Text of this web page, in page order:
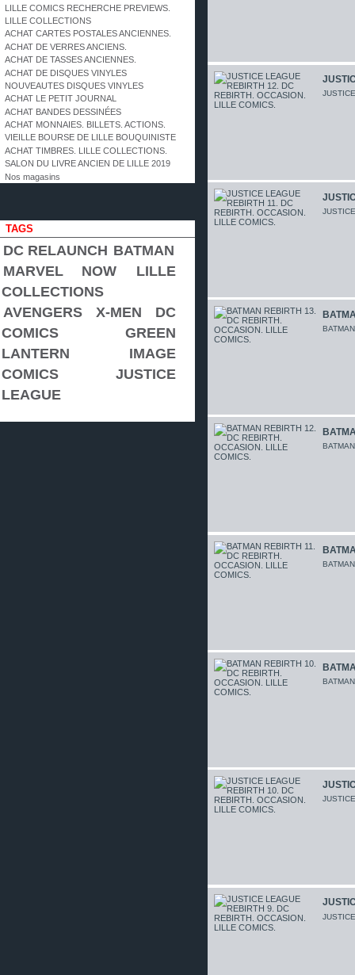
LILLE COMICS RECHERCHE PREVIEWS.
LILLE COLLECTIONS
ACHAT CARTES POSTALES ANCIENNES.
ACHAT DE VERRES ANCIENS.
ACHAT DE TASSES ANCIENNES.
ACHAT DE DISQUES VINYLES
NOUVEAUTES DISQUES VINYLES
ACHAT LE PETIT JOURNAL
ACHAT BANDES DESSINÉES
ACHAT MONNAIES. BILLETS. ACTIONS.
VIEILLE BOURSE DE LILLE BOUQUINISTE
ACHAT TIMBRES. LILLE COLLECTIONS.
SALON DU LIVRE ANCIEN DE LILLE 2019
Nos magasins
TAGS
DC RELAUNCH BATMAN
MARVEL NOW
LILLE
COLLECTIONS
AVENGERS
X-MEN
DC
COMICS
GREEN
LANTERN
IMAGE
COMICS
JUSTICE
LEAGUE
JUSTICE
JUSTICE
JUSTICE
JUSTICE